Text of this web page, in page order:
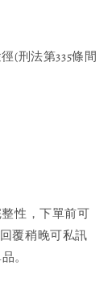
(刑法第335條間
性，下單前可
覆稍晚可私訊
。